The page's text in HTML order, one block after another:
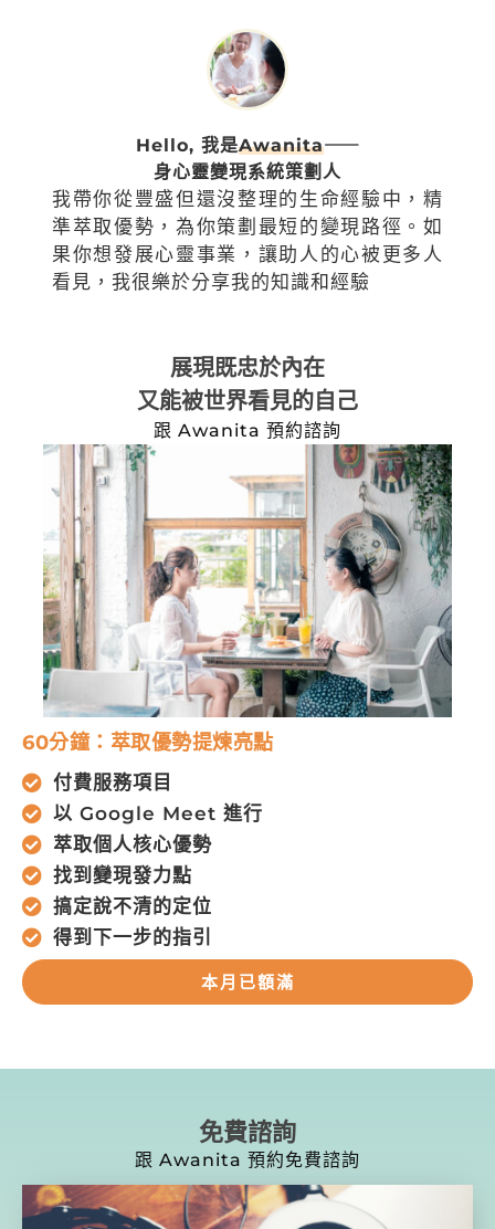
Hello, 我是Awanita⸺
身心靈變現系統策劃人
我帶你從豐盛但還沒整理的生命經驗中，精
準萃取優勢，為你策劃最短的變現路徑。如
果你想發展心靈事業，讓助人的心被更多人
看見，我很樂於分享我的知識和經驗
展現既忠於內在
又能被世界看見的自己
跟 Awanita 預約諮詢
60分鐘：萃取優勢提煉亮點
付費服務項目
以 Google Meet 進行
萃取個人核心優勢
找到變現發力點
搞定說不清的定位
得到下一步的指引
本月已額滿
免費諮詢
跟 Awanita 預約免費諮詢